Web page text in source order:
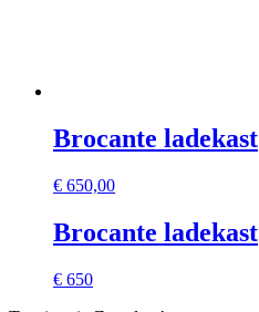
Brocante ladekast
€ 650,00
Brocante ladekast
€ 650